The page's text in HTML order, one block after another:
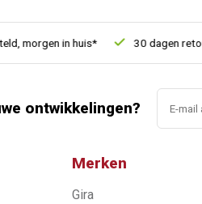
in huis* 30 dagen
ontwikkelingen?
Merken
Gira